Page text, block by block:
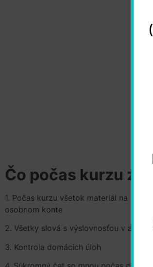
Čo počas kurzu
1. Počas kurzu všetok materiál na
osobnom konte
2. Všetky slová s výslovnosťou v
3. Kontrola domácich úloh